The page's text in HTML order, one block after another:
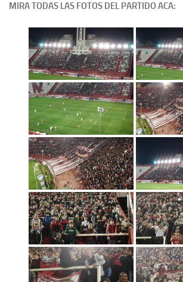
MIRA TODAS LAS FOTOS DEL PARTIDO ACA: